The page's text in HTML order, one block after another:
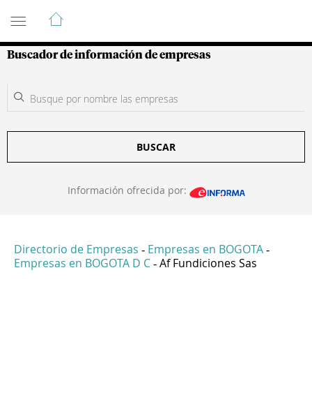
Guía de Empresas Colombianas
Buscador de información de empresas
BUSCAR
Información ofrecida por:
Directorio de Empresas - Empresas en BOGOTA -
Empresas en BOGOTA D C - Af Fundiciones Sas